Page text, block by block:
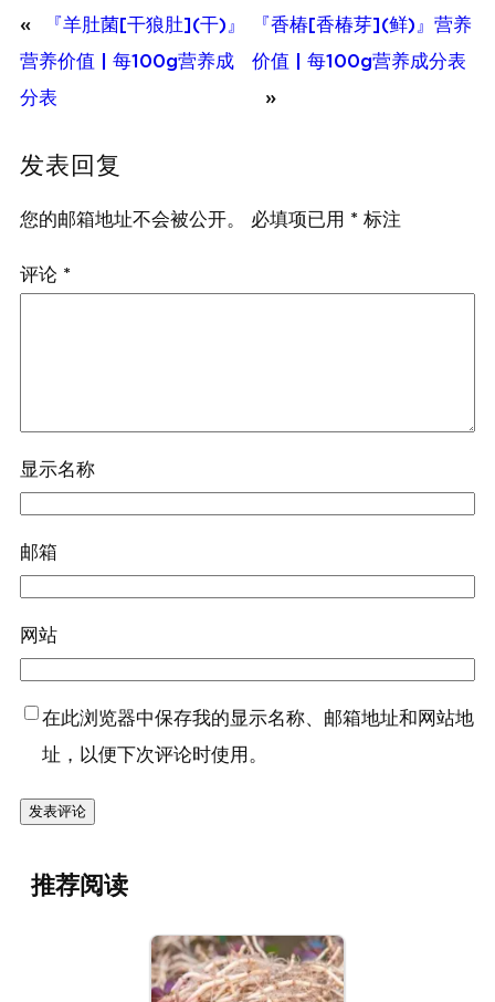
«
『羊肚菌[干狼肚](干)』
营养价值 | 每100g营养成
分表
『香椿[香椿芽](鲜)』营养
价值 | 每100g营养成分表
»
发表回复
您的邮箱地址不会被公开。 必填项已用 * 标注
评论 *
显示名称
邮箱
网站
在此浏览器中保存我的显示名称、邮箱地址和网站地
址，以便下次评论时使用。
推荐阅读